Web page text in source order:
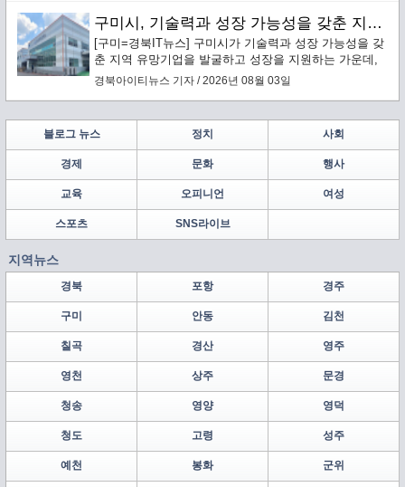
구미시, 기술력과 성장 가능성을 갖춘 지역 유망기업 발굴·성장 지원
[구미=경북IT뉴스] 구미시가 기술력과 성장 가능성을 갖
춘 지역 유망기업을 발굴하고 성장을 지원하는 가운데,
구미에 본사를 둔 배터리 안전소재 전문기업 ㈜보백씨엔
점을 구축한다.
경북아이티뉴스 기자 / 2026년 08월 03일
블로그 뉴스 정치 사회
경제 문화 행사
교육 오피니언 여성
스포츠 SNS라이브
지역뉴스
경북 포항 경주
구미 안동 김천
칠곡 경산 영주
영천 상주 문경
청송 영양 영덕
청도 고령 성주
예천 봉화 군위